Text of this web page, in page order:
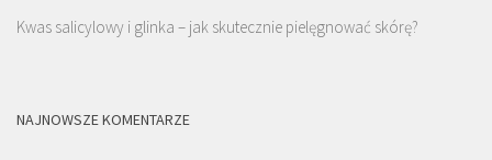
Kwas salicylowy i glinka – jak skutecznie pielęgnować skórę?
NAJNOWSZE KOMENTARZE